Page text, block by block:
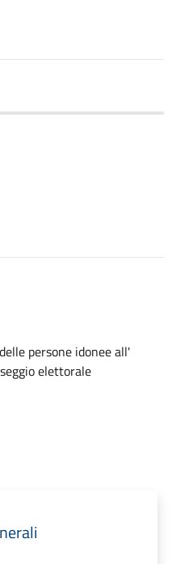
persone idonee all'
elettorale